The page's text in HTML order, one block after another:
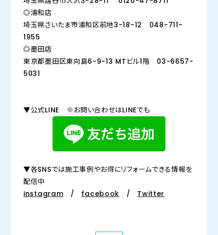
◎浦和店
埼玉県さいたま市浦和区前地3-18-12 048-711-
1955
◎墨田店
東京都墨田区東向島6-9-13 MTビル1階 03-6657-
5031
▼公式LINE ※お問い合わせはLINEでも
▼各SNSでは施工事例やお得にリフォームできる情報を
配信中
instagram / facebook / Twitter